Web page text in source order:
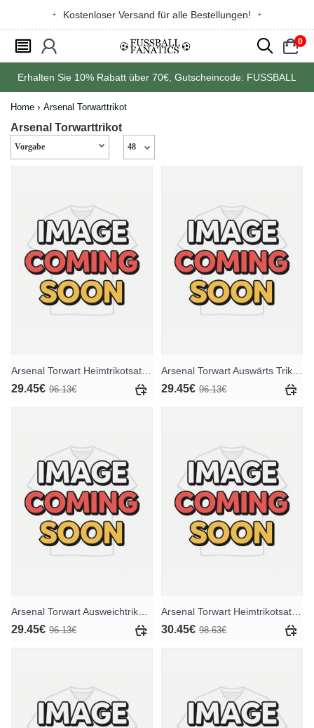
Kostenloser Versand für alle Bestellungen!
󰂩 󰃳 󰂨 0
󰃠
Erhalten Sie 10% Rabatt über 70€ , Gutscheincode: FUSSBALL
Home Arsenal Torwarttrikot
Arsenal Torwarttrikot
29.45€ 96.13€ 29.45€ 96.13€
29.45€ 96.13€ 30.45€ 98.63€